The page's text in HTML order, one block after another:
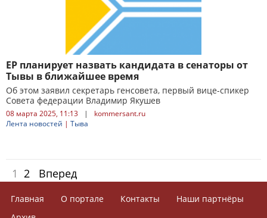
ЕР планирует назвать кандидата в сенаторы от
Тывы в ближайшее время
Об этом заявил секретарь генсовета, первый вице-спикер
Совета федерации Владимир Якушев
08 марта 2025, 11:13 |
kommersant.ru
Лента новостей | Тыва
1 2 Вперед
Главная О портале Контакты
Наши партнёры